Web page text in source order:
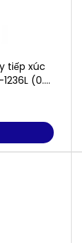
tiếp xúc
(0.5